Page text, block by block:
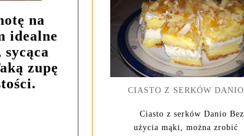
na
idealne
zupę
CIASTO Z SERKÓW DANIO
Ciasto z serków Danio Bez
użycia mąki, można zrobić